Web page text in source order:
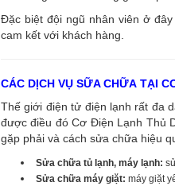
Đặc biệt đội ngũ nhân viên ở
cam kết với khách hàng.
CÁC DỊCH VỤ SỮA CHỮA TẠI
Thế giới điện tử điện lạnh rất đa
được điều đó Cơ Điện Lạnh Thủ
gặp phải và cách sửa chữa hiệu
Sửa chữa tủ lạnh, máy lạnh:
Sửa chữa máy giặt: máy giặt